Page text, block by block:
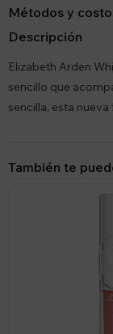
Métodos y
Descripción
Elizabeth Arden
sencillo que
sencilla, esta
También te